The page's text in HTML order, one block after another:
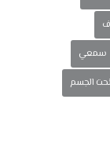
سمعي
نحت الجسم